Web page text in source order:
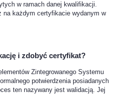
w ramach danej kwalifikacji.
na każdym certyfikacie wydanym w
i zdobyć certyfikat?
Zintegrowanego Systemu
potwierdzenia posiadanych
ten nazywany jest walidacją. Jej